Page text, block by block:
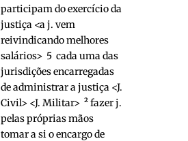
participam do exercício da
justiça <a j. vem
reivindicando melhores
salários> 5 cada uma das
jurisdições encarregadas
de administrar a justiça <J.
Civil> <J. Militar> ² fazer j.
pelas próprias mãos
tomar a si o encargo de